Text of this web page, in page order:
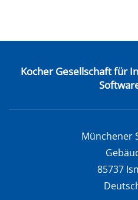
Kocher Gesellschaft für
Münchener
85737